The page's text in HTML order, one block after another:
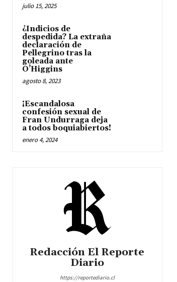
julio 15, 2025
¿Indicios de
despedida? La extraña
declaración de
Pellegrino tras la
goleada ante
O’Higgins
agosto 8, 2023
¡Escandalosa
confesión sexual de
Fran Undurraga deja
a todos boquiabiertos!
enero 4, 2024
Redacción El Reporte
Diario
https://reportediario.cl